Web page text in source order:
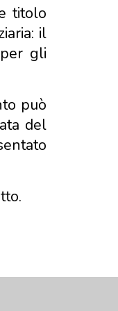
titolo
il
gli
può
del